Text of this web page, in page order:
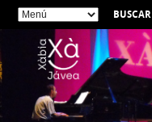
BUSCAR